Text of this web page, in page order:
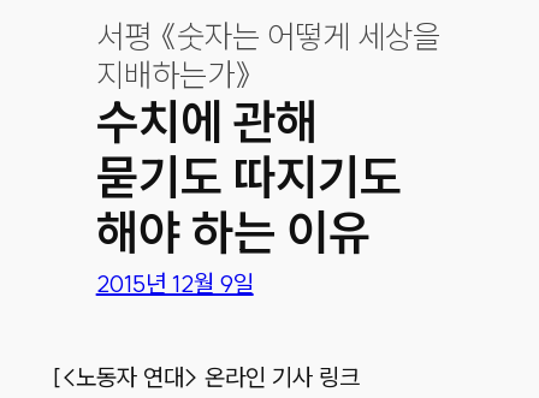
서평 《숫자는 어떻게 세상을
지배하는가》
수치에 관해
묻기도 따지기도
해야 하는 이유
2015년 12월 9일
[<노동자 연대> 온라인 기사 링크